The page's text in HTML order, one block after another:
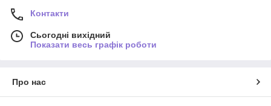
Контакти
Сьогодні вихідний
Показати весь графік роботи
Про нас